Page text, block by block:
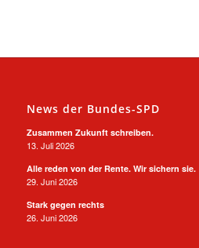
News der Bundes-SPD
Zusammen Zukunft schreiben.
13. Juli 2026
Alle reden von der Rente. Wir sichern sie.
29. Juni 2026
Stark gegen rechts
26. Juni 2026